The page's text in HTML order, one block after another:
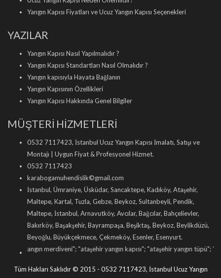
Yangın Kapısı Fiyatları ve Ucuz Yangın Kapısı Seçenekleri
YAZILAR
Yangın Kapısı Nasıl Yapılmalıdır ?
Yangın Kapısı Standartları Nasıl Olmalıdır ?
Yangın kapısıyla Hayata Bağlanın
Yangın Kapısının Özellikleri
Yangın Kapısı Hakkında Genel Bilgiler
MÜŞTERİ HİZMETLERİ
0532 7117423, İstanbul Ucuz Yangın Kapısı İmalatı, Satışı ve
Montajı | Uygun Fiyat & Profesyonel Hizmet.
0532 7117423
karabogamuhendislik©gmail.com
İstanbul, Ümraniye, Üsküdar, Sancaktepe, Kadıköy, Ataşehir,
Maltepe, Kartal, Tuzla, Gebze, Beykoz, Sultanbeyli, Pendik,
Maltepe, İstanbul, Arnavutköy, Avcılar, Bağcılar, Bahçelievler,
Bakırköy, Başakşehir, Bayrampaşa, Beşiktaş, Beykoz, Beylikdüzü,
Beyoğlu, Büyükçekmece, Çekmeköy, Esenler, Esenyurt.
merdiveni"; "ataşehir yangın kapısı"; "ataşehir yangın tüpü"; "ataşehir
Tüm Hakları Saklıdır © 2015 - 0532 7117423, İstanbul Ucuz Yangın